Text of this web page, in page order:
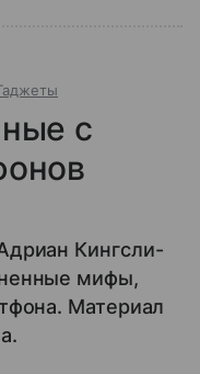
с
Кингсли-
мифы,
Материал